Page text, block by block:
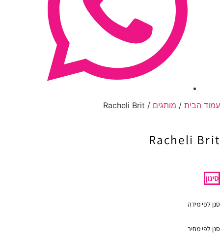
עמוד הבית / מותגים / Racheli Brit
Racheli Brit
סינון
סנן לפי מידה
סנן לפי מחיר